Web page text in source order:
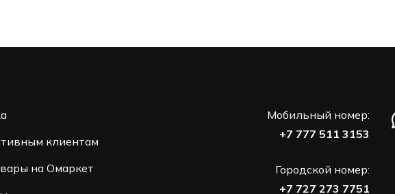
клиентам
на Омаркет
Мобильный номер:
+7 777 511 3153
Городской номер:
+7 727 273 7751